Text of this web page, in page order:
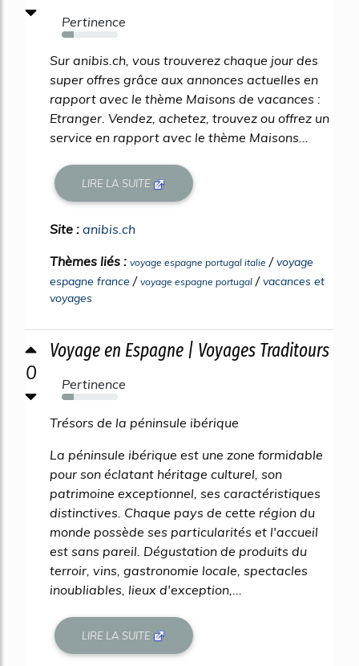
Pertinence
22%
Sur anibis.ch, vous trouverez chaque jour des
super offres grâce aux annonces actuelles en
rapport avec le thème Maisons de vacances :
Etranger. Vendez, achetez, trouvez ou offrez un
service en rapport avec le thème Maisons...
LIRE LA SUITE
Site : anibis.ch
Thèmes liés : voyage espagne portugal italie /voyage
espagne france / voyage espagne portugal /vacances et
voyages
0
Voyage en Espagne | Voyages Traditours
Pertinence
21%
Trésors de la péninsule ibérique
La péninsule ibérique est une zone formidable
pour son éclatant héritage culturel, son
patrimoine exceptionnel, ses caractéristiques
distinctives. Chaque pays de cette région du
monde possède ses particularités et l'accueil
est sans pareil. Dégustation de produits du
terroir, vins, gastronomie locale, spectacles
inoubliables, lieux d'exception,...
LIRE LA SUITE